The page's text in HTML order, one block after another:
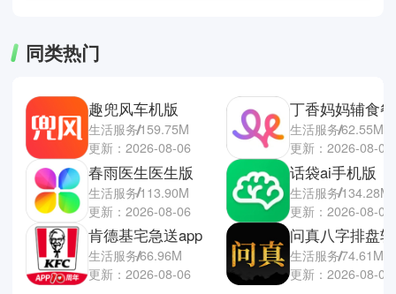
同类热门
趣兜风车机版
生活服务159.75M
更新：2026-08-06
春雨医生医生版
生活服务113.90M
更新：2026-08-06
肯德基宅急送app
生活服务66.96M
更新：2026-08-06
生活服务62.55M
更新：2026-08-02
话袋ai手机版
生活服务134.28M
更新：2026-08-02
问真八字排盘
生活服务74.61M
更新：2026-08-01